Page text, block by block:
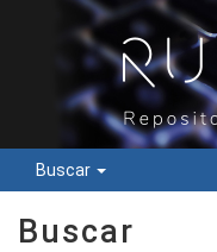
Buscar
Buscar